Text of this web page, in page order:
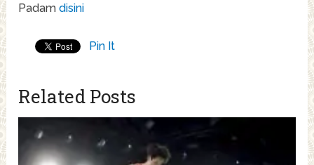
Padamdisini
Pin It
Related Posts